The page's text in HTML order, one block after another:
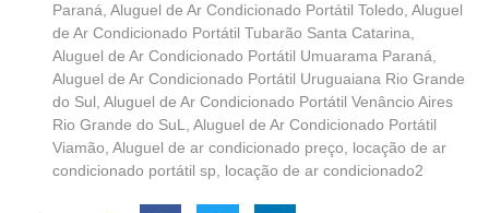
Paraná, Aluguel de Ar Condicionado Portátil Toledo, Aluguel
de Ar Condicionado Portátil Tubarão Santa Catarina,
Aluguel de Ar Condicionado Portátil Umuarama Paraná,
Aluguel de Ar Condicionado Portátil Uruguaiana Rio Grande
do Sul, Aluguel de Ar Condicionado Portátil Venâncio Aires
Rio Grande do SuL, Aluguel de Ar Condicionado Portátil
Viamão, Aluguel de ar condicionado preço, locação de ar
condicionado portátil sp, locação de ar condicionado2